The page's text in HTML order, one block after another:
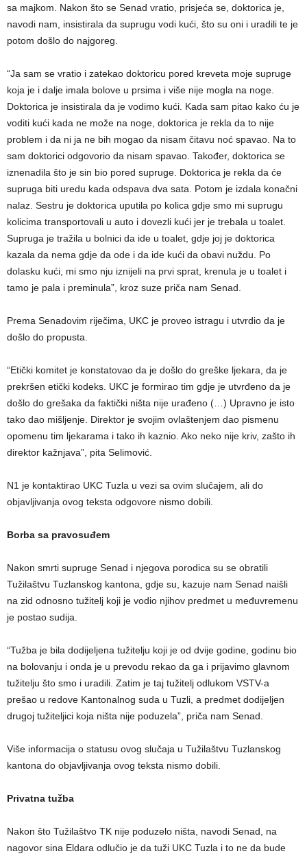
sa majkom. Nakon što se Senad vratio, prisjeća se, doktorica je,
navodi nam, insistirala da suprugu vodi kući, što su oni i uradili te je
potom došlo do najgoreg.
“Ja sam se vratio i zatekao doktoricu pored kreveta moje supruge
koja je i dalje imala bolove u prsima i više nije mogla na noge.
Doktorica je insistirala da je vodimo kući. Kada sam pitao kako ću je
voditi kući kada ne može na noge, doktorica je rekla da to nije
problem i da ni ja ne bih mogao da nisam čitavu noć spavao. Na to
sam doktorici odgovorio da nisam spavao. Također, doktorica se
iznenadila što je sin bio pored supruge. Doktorica je rekla da će
supruga biti uredu kada odspava dva sata. Potom je izdala konačni
nalaz. Sestru je doktorica uputila po kolica gdje smo mi suprugu
kolicima transportovali u auto i dovezli kući jer je trebala u toalet.
Supruga je tražila u bolnici da ide u toalet, gdje joj je doktorica
kazala da nema gdje da ode i da ide kući da obavi nuždu. Po
dolasku kući, mi smo nju iznijeli na prvi sprat, krenula je u toalet i
tamo je pala i preminula”, kroz suze priča nam Senad.
Prema Senadovim riječima, UKC je proveo istragu i utvrdio da je
došlo do propusta.
“Etički komitet je konstatovao da je došlo do greške ljekara, da je
prekršen etički kodeks. UKC je formirao tim gdje je utvrđeno da je
došlo do grešaka da faktički ništa nije urađeno (…) Upravno je isto
tako dao mišljenje. Direktor je svojim ovlaštenjem dao pismenu
opomenu tim ljekarama i tako ih kaznio. Ako neko nije kriv, zašto ih
direktor kažnjava”, pita Selimović.
N1 je kontaktirao UKC Tuzla u vezi sa ovim slučajem, ali do
objavljivanja ovog teksta odgovore nismo dobili.
Borba sa pravosuđem
Nakon smrti supruge Senad i njegova porodica su se obratili
Tužilaštvu Tuzlanskog kantona, gdje su, kazuje nam Senad naišli
na zid odnosno tužitelj koji je vodio njihov predmet u međuvremenu
je postao sudija.
“Tužba je bila dodijeljena tužitelju koji je od dvije godine, godinu bio
na bolovanju i onda je u prevodu rekao da ga i prijavimo glavnom
tužitelju što smo i uradili. Zatim je taj tužitelj odlukom VSTV-a
prešao u redove Kantonalnog suda u Tuzli, a predmet dodijeljen
drugoj tužiteljici koja ništa nije poduzela”, priča nam Senad.
Više informacija o statusu ovog slučaja u Tužilaštvu Tuzlanskog
kantona do objavljivanja ovog teksta nismo dobili.
Privatna tužba
Nakon što Tužilaštvo TK nije poduzelo ništa, navodi Senad, na
nagovor sina Eldara odlučio je da tuži UKC Tuzla i to ne da bude